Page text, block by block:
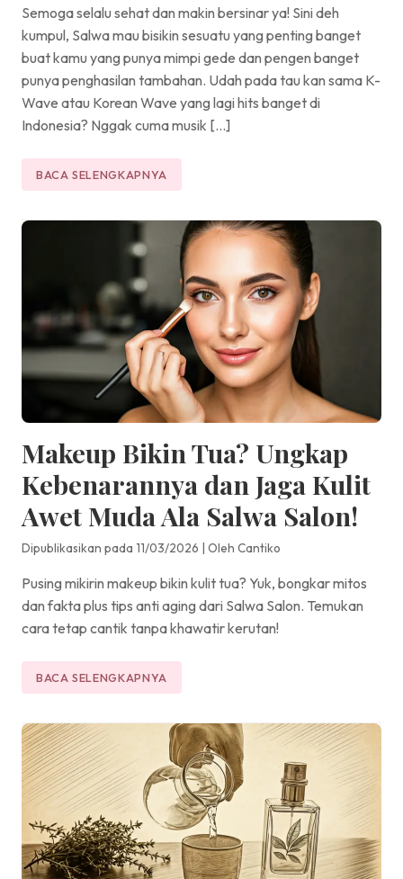
Semoga selalu sehat dan makin bersinar ya! Sini deh
kumpul, Salwa mau bisikin sesuatu yang penting banget
buat kamu yang punya mimpi gede dan pengen banget
punya penghasilan tambahan. Udah pada tau kan sama K-
Wave atau Korean Wave yang lagi hits banget di
Indonesia? Nggak cuma musik […]
BACA SELENGKAPNYA
Makeup Bikin Tua? Ungkap
Kebenarannya dan Jaga Kulit
Awet Muda Ala Salwa Salon!
Dipublikasikan pada 11/03/2026 | Oleh Cantiko
Pusing mikirin makeup bikin kulit tua? Yuk, bongkar mitos
dan fakta plus tips anti aging dari Salwa Salon. Temukan
cara tetap cantik tanpa khawatir kerutan!
BACA SELENGKAPNYA